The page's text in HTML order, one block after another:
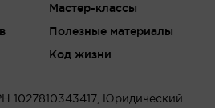
Мастер-классы
Полезные материалы
Код жизни
1027810343417, Юридический